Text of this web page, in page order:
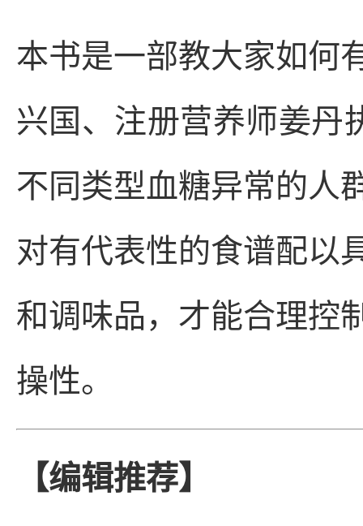
本书是一部教大家如何
兴国、注册营养师姜丹
不同类型血糖异常的人
对有代表性的食谱配以
和调味品，才能合理控
操性。
【编辑推荐】